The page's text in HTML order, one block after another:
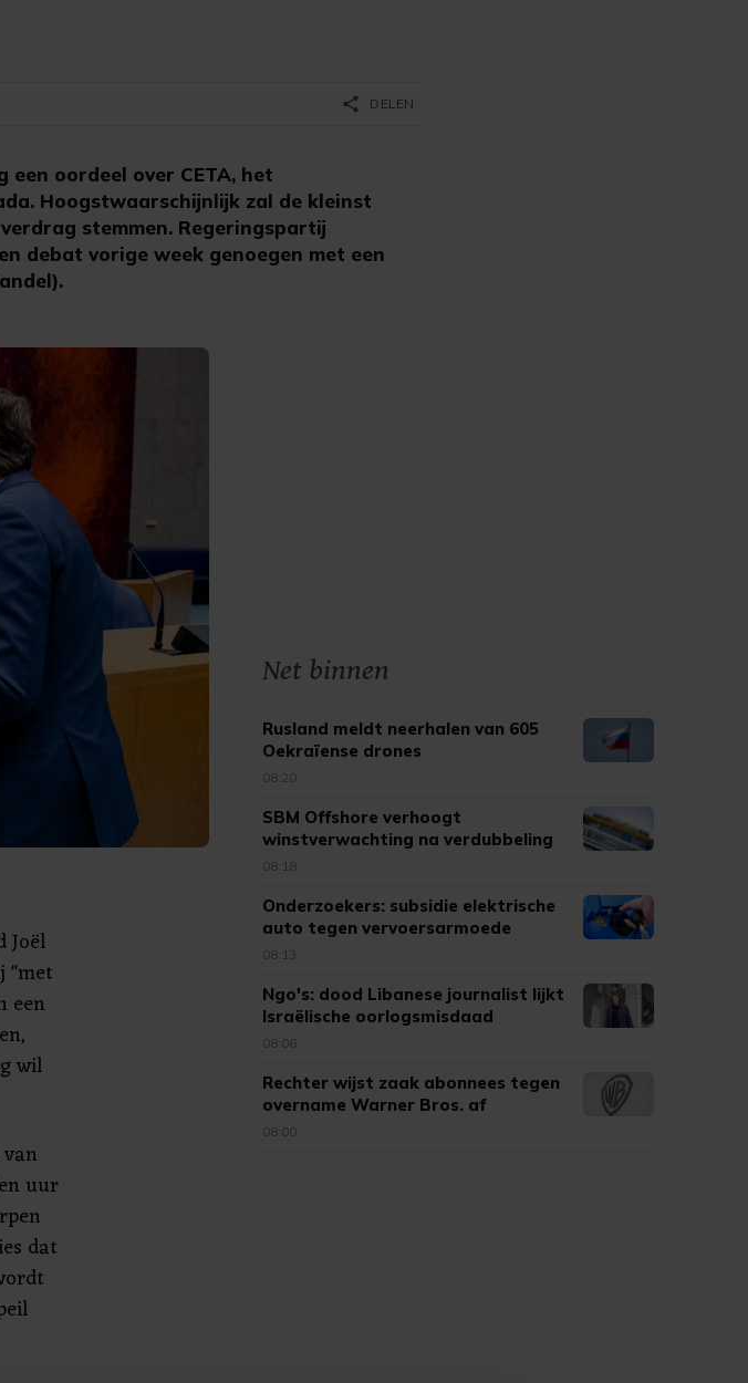
een oordeel over CETA, het
Hoogstwaarschijnlijk zal de kleinst
stemmen. Regeringspartij
debat vorige week genoegen met een
share DELEN
Joël
"met
een
wil
uur
dat
Net binnen
Rusland meldt neerhalen van 605
Oekraïense drones
08:20
SBM Offshore verhoogt
winstverwachting na verdubbeling
omzet
08:18
Onderzoekers: subsidie elektrische
auto tegen vervoersarmoede
08:13
Ngo's: dood Libanese journalist lijkt
Israëlische oorlogsmisdaad
08:06
Rechter wijst zaak abonnees tegen
overname Warner Bros. af
08:00